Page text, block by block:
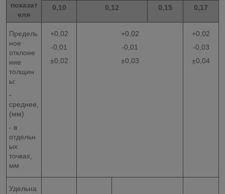
показат
еля
0,10 0,12 0,15 0,17
Предель
ное
отклоне
ние
толщин
ы:
-
среднее,
(мм)
- в
отдельн
ых
точках,
мм
+0,02
-0,01
±0,02
+0,02
-0,01
±0,03
+0,02
-0,03
±0,04
Удельна